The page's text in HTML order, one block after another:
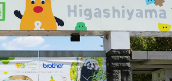
園内MAP イベント
総合案内
動物園 植物園